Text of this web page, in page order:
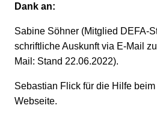
Dank an:
Sabine Söhner (Mitglied DEFA-
schriftliche Auskunft via E-Mail
Mail: Stand 22.06.2022).
Sebastian Flick für die Hilfe
Webseite.